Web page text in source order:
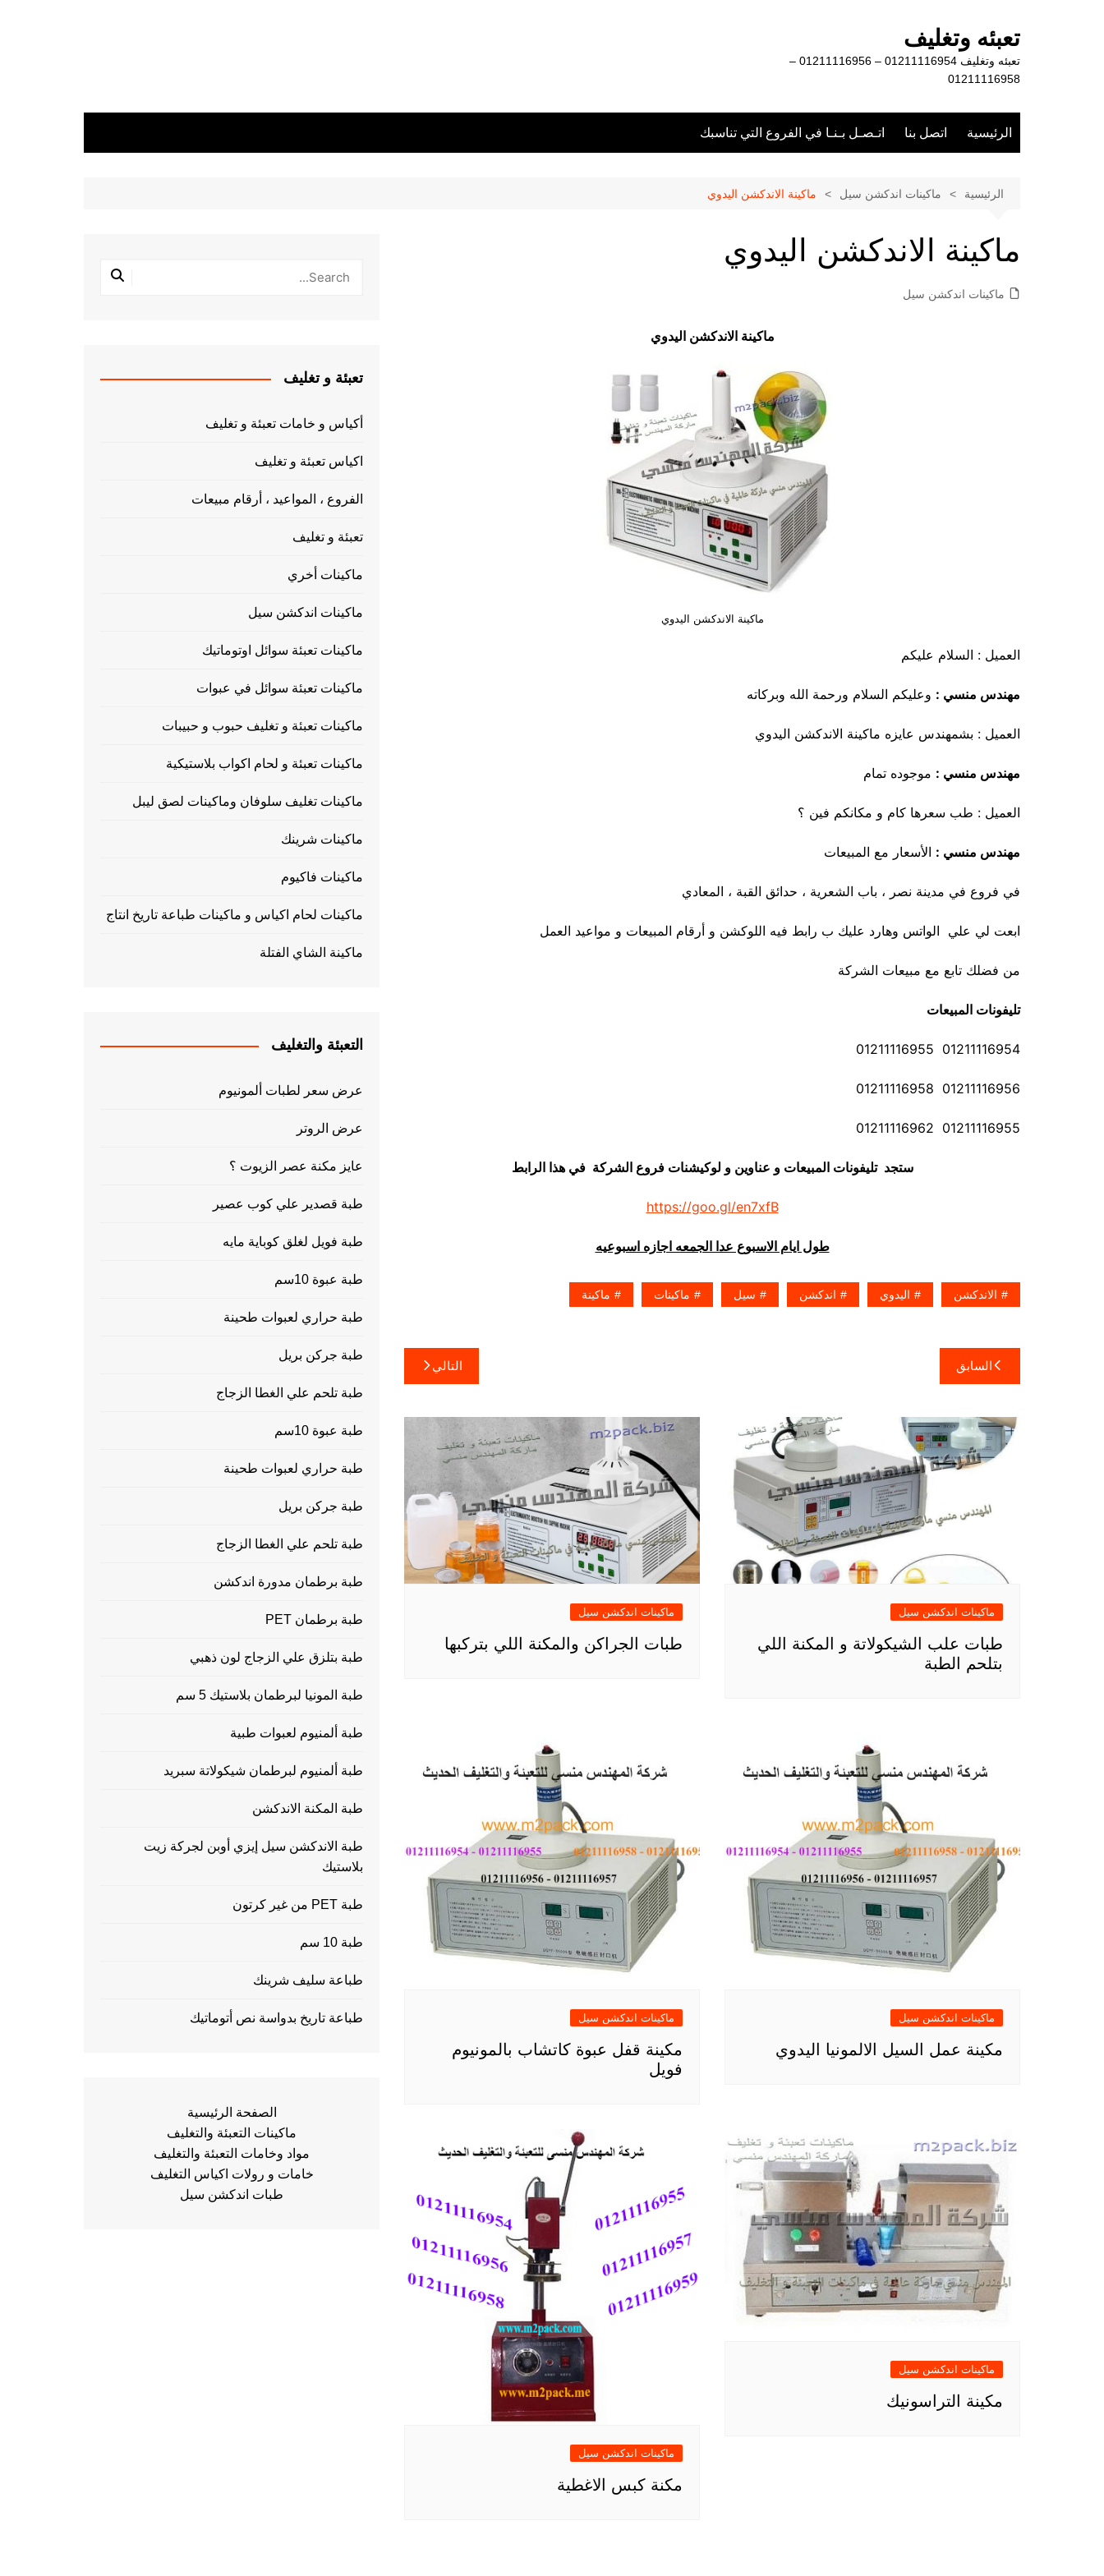
تعبئه وتغليف
تعبئه وتغليف 01211116954 – 01211116956 –
01211116958
الرئيسية اتصل بنا اتـصـل بـنـا في الفروع التي تناسبك
الرئيسية ماكينات اندكشن سيل ماكينة الاندكشن اليدوي
ماكينة الاندكشن اليدوي
ماكينات اندكشن سيل
ماكينة الاندكشن اليدوي
ماكينة الاندكشن اليدوي
العميل : السلام عليكم
مهندس منسي : وعليكم السلام ورحمة الله وبركاته
العميل : بشمهندس عايزه ماكينة الاندكشن اليدوي
مهندس منسي : موجوده تمام
العميل : طب سعرها كام و مكانكم فين ؟
مهندس منسي : الأسعار مع المبيعات
في فروع في مدينة نصر ، باب الشعرية ، حدائق القبة ، المعادي
ابعت لي علي الواتس وهارد عليك ب رابط فيه اللوكشن و أرقام المبيعات و مواعيد العمل
من فضلك تابع مع مبيعات الشركة
تليفونات المبيعات
01211116954 01211116955
01211116956 01211116958
01211116955 01211116962
ستجد تليفونات المبيعات و عناوين و لوكيشنات فروع الشركة في هذا الرابط
https://goo.gl/en7xfB
طول ايام الاسبوع عدا الجمعه اجازه اسبوعيه
الاندكشن اليدوي اندكشن سيل ماكينات ماكينة
تصفّح
المقالات
السابق التالي
ماكينات اندكشن سيل
طبات علب الشيكولاتة و المكنة اللي
بتلحم الطبة
ماكينات اندكشن سيل
طبات الجراكن والمكنة اللي بتركبها
ماكينات اندكشن سيل
مكينة عمل السيل الالمونيا اليدوي
ماكينات اندكشن سيل
مكينة قفل عبوة كاتشاب بالمونيوم
فويل
ماكينات اندكشن سيل
مكينة التراسونيك
ماكينات اندكشن سيل
مكنة كبس الاغطية
تعبئة و تغليف
أكياس و خامات تعبئة و تغليف
اكياس تعبئة و تغليف
الفروع ، المواعيد ، أرقام مبيعات
تعبئة و تغليف
ماكينات أخري
ماكينات اندكشن سيل
ماكينات تعبئة سوائل اوتوماتيك
ماكينات تعبئة سوائل في عبوات
ماكينات تعبئة و تغليف حبوب و حبيبات
ماكينات تعبئة و لحام اكواب بلاستيكية
ماكينات تغليف سلوفان وماكينات لصق ليبل
ماكينات شرينك
ماكينات فاكيوم
ماكينات لحام اكياس و ماكينات طباعة تاريخ انتاج
ماكينة الشاي الفتلة
التعبئة والتغليف
عرض سعر لطبات ألمونيوم
عرض الروتر
عايز مكنة عصر الزيوت ؟
طبة قصدير علي كوب عصير
طبة فويل لغلق كوباية مايه
طبة عبوة 10سم
طبة حراري لعبوات طحينة
طبة جركن بريل
طبة تلحم علي الغطا الزجاج
طبة عبوة 10سم
طبة حراري لعبوات طحينة
طبة جركن بريل
طبة تلحم علي الغطا الزجاج
طبة برطمان مدورة اندكشن
طبة برطمان PET
طبة بتلزق علي الزجاج لون ذهبي
طبة المونيا لبرطمان بلاستيك 5 سم
طبة ألمنيوم لعبوات طبية
طبة ألمنيوم لبرطمان شيكولاتة سبريد
طبة المكنة الاندكشن
طبة الاندكشن سيل إيزي أوبن لجركة زيت
بلاستيك
طبة PET من غير كرتون
طبة 10 سم
طباعة سليف شرينك
طباعة تاريخ بدواسة نص أتوماتيك
الصفحة الرئيسية
ماكينات التعبئة والتغليف
مواد وخامات التعبئة والتغليف
خامات و رولات اكياس التغليف
طبات اندكشن سيل